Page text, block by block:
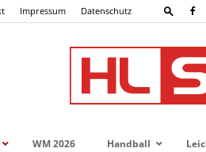
Impressum Datenschutz
WM 2026 Handball